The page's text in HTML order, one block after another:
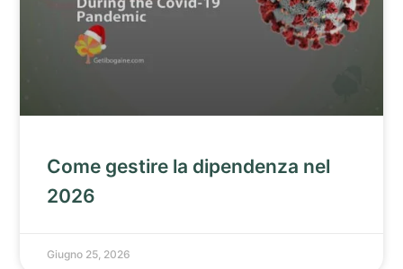
Come gestire la dipendenza nel
2026
Giugno 25, 2026